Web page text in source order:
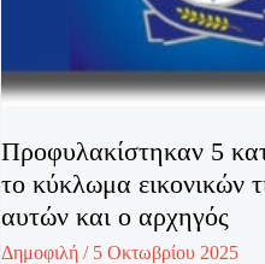
Προφυλακίστηκαν 5
το κύκλωμα εικονικών
αυτών και ο αρχηγός
Δημοφιλή / 5 Οκτωβρίου 2025